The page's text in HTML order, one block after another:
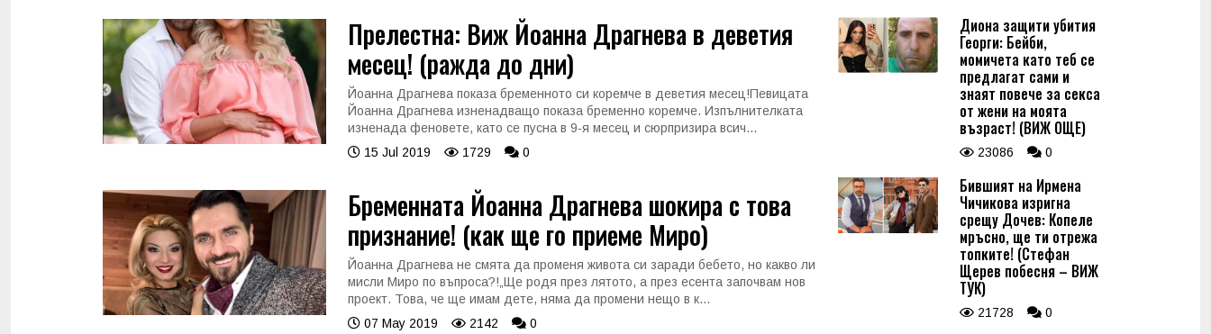
Прелестна: Виж Йоанна Драгнева в деветия
месец! (ражда до дни)
Йоанна Драгнева показа бременното си коремче в деветия месец!Певицата
Йоанна Драгнева изненадващо показа бременно коремче. Изпълнителката
изненада феновете, като се пусна в 9-я месец и сюрпризира всич...
15 Jul 2019
1729 0
Бременната Йоанна Драгнева шокира с това
признание! (как ще го приеме Миро)
Йоанна Драгнева не смята да променя живота си заради бебето, но какво ли
мисли Миро по въпроса?!„Ще родя през лятото, а през есента започвам нов
проект. Това, че ще имам дете, няма да промени нещо в к...
07 May 2019
2142 0
Диона защити убития
Георги: Бейби,
момичета като теб се
предлагат сами и
знаят повече за секса
от жени на моята
възраст! (ВИЖ ОЩЕ)
23086 0
Бившият на Ирмена
Чичикова изригна
срещу Дочев: Копеле
мръсно, ще ти отрежа
топките! (Стефан
Щерев побесня – ВИЖ
ТУК)
21728 0